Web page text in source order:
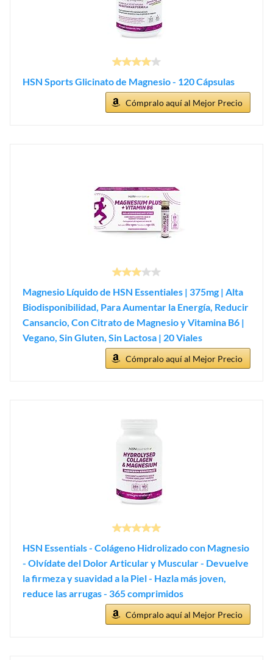
HSN Sports Glicinato de Magnesio - 120 Cápsulas
Cómpralo aquí al Mejor Precio
Magnesio Líquido de HSN Essentiales | 375mg | Alta
Biodisponibilidad, Para Aumentar la Energía, Reducir
Cansancio, Con Citrato de Magnesio y Vitamina B6 |
Vegano, Sin Gluten, Sin Lactosa | 20 Viales
Cómpralo aquí al Mejor Precio
HSN Essentials - Colágeno Hidrolizado con Magnesio
- Olvídate del Dolor Articular y Muscular - Devuelve
la firmeza y suavidad a la Piel - Hazla más joven,
reduce las arrugas - 365 comprimidos
Cómpralo aquí al Mejor Precio